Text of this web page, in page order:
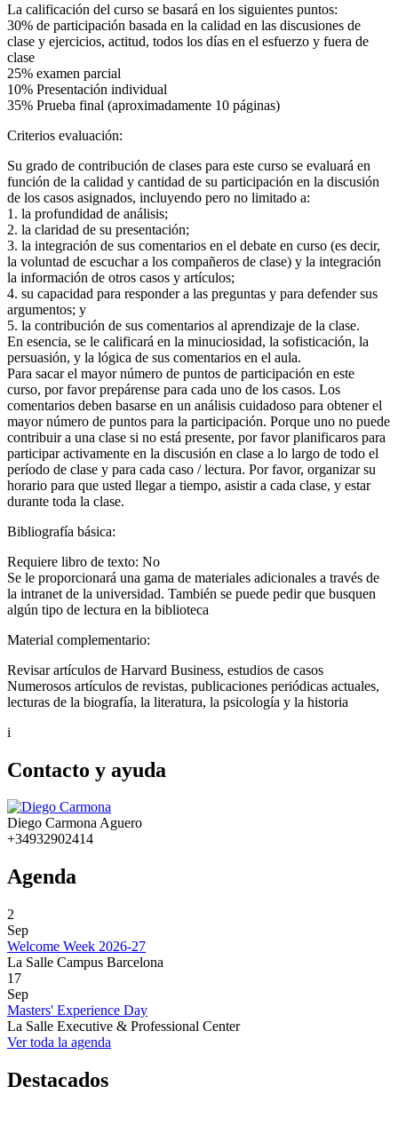
La calificación del curso se basará en los siguientes puntos:
30% de participación basada en la calidad en las discusiones de
clase y ejercicios, actitud, todos los días en el esfuerzo y fuera de
clase
25% examen parcial
10% Presentación individual
35% Prueba final (aproximadamente 10 páginas)
Criterios evaluación:
Su grado de contribución de clases para este curso se evaluará en
función de la calidad y cantidad de su participación en la discusión
de los casos asignados, incluyendo pero no limitado a:
1. la profundidad de análisis;
2. la claridad de su presentación;
3. la integración de sus comentarios en el debate en curso (es decir,
la voluntad de escuchar a los compañeros de clase) y la integración
la información de otros casos y artículos;
4. su capacidad para responder a las preguntas y para defender sus
argumentos; y
5. la contribución de sus comentarios al aprendizaje de la clase.
En esencia, se le calificará en la minuciosidad, la sofisticación, la
persuasión, y la lógica de sus comentarios en el aula.
Para sacar el mayor número de puntos de participación en este
curso, por favor prepárense para cada uno de los casos. Los
comentarios deben basarse en un análisis cuidadoso para obtener el
mayor número de puntos para la participación. Porque uno no puede
contribuir a una clase si no está presente, por favor planificaros para
participar activamente en la discusión en clase a lo largo de todo el
período de clase y para cada caso / lectura. Por favor, organizar su
horario para que usted llegar a tiempo, asistir a cada clase, y estar
durante toda la clase.
Bibliografía básica:
Requiere libro de texto: No
Se le proporcionará una gama de materiales adicionales a través de
la intranet de la universidad. También se puede pedir que busquen
algún tipo de lectura en la biblioteca
Material complementario:
Revisar artículos de Harvard Business, estudios de casos
Numerosos artículos de revistas, publicaciones periódicas actuales,
lecturas de la biografía, la literatura, la psicología y la historia
i
Contacto y ayuda
Diego Carmona Aguero
+34932902414
Agenda
2
Sep
Welcome Week 2026-27
La Salle Campus Barcelona
17
Sep
Masters' Experience Day
La Salle Executive & Professional Center
Ver toda la agenda
Destacados